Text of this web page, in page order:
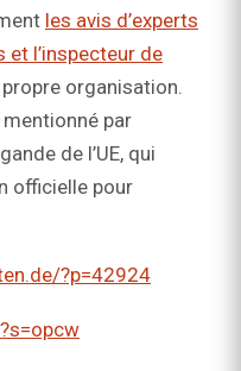
les avis d’experts
l’inspecteur de
organisation.
mentionné par
de l’UE, qui
officielle pour
?p=42924